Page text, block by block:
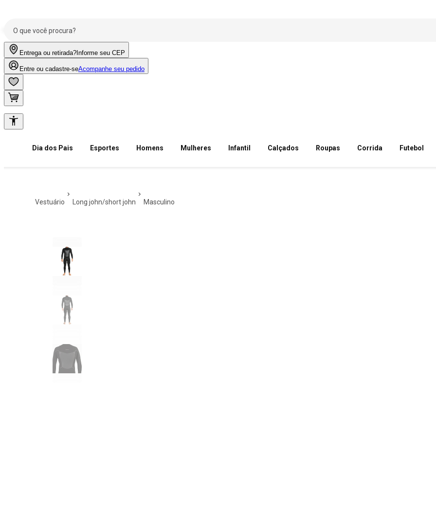
Entrega ou retirada? Informe seu CEP
Entre ou cadastre-seAcompanhe seu pedido
Dia dos Pais Esportes Homens Mulheres Infantil Calçados Roupas Corrida Futebol
vestuário long john/short john masculino